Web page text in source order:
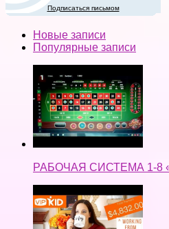
Подписаться письмом
Новые записи
Популярные записи
РАБОЧАЯ СИСТЕМА 1-8